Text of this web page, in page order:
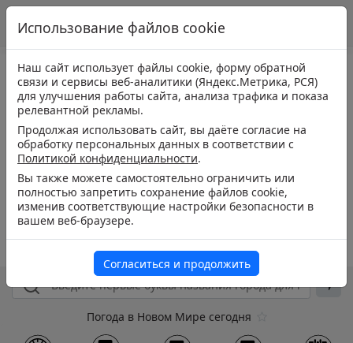
Погода в Новом Мире сегодня
Использование файлов cookie
Наш сайт использует файлы cookie, форму обратной
связи и сервисы веб-аналитики (Яндекс.Метрика, РСЯ)
для улучшения работы сайта, анализа трафика и показа
релевантной рекламы.
Продолжая использовать сайт, вы даёте согласие на
обработку персональных данных в соответствии с
Политикой конфиденциальности.
Вы также можете самостоятельно ограничить или
полностью запретить сохранение файлов cookie,
изменив соответствующие настройки безопасности в
вашем веб-браузере.
Согласиться и продолжить